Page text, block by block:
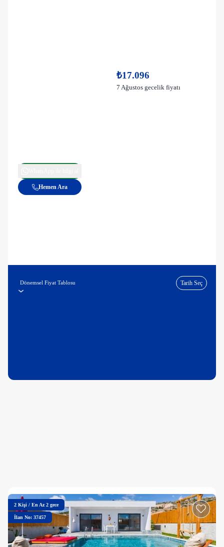
₺17.096
7 Ağustos gecelik fiyatı
Hemen Ara
Dönemsel Fiyat Tablosu Tarih Seç
2 Kişi / En Az 2 gece
İlan No: 37457